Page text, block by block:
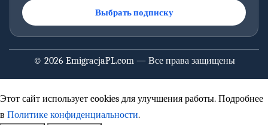
Выбрать подписку
© 2026 EmigracjaPL.com — Все права защищены
Этот сайт использует cookies для улучшения работы. Подробнее
в Политике конфиденциальности.